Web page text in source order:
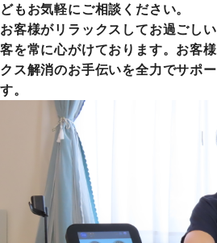
どもお気軽にご相談ください。
お客様がリラックスしてお過ごし
客を常に心がけております。お客
クス解消のお手伝いを全力でサポ
す。